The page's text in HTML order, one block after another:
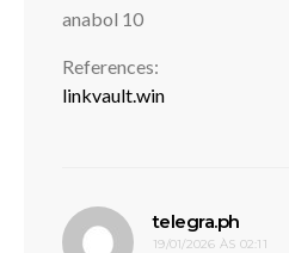
anabol 10
References:
linkvault.win
telegra.ph
19/01/2026 ÀS 02:11